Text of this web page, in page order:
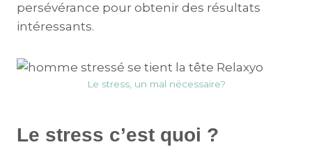
persévérance pour obtenir des résultats
intéressants.
Le stress, un mal nécessaire?
Le stress c’est quoi ?